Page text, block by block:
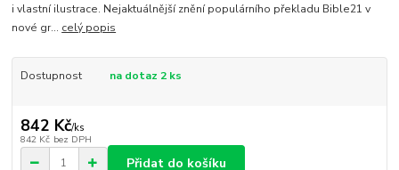
i vlastní ilustrace. Nejaktuálnější znění populárního překladu Bible21 v
nové gr... celý popis
Dostupnost na dotaz 2 ks
842 Kč/ks
842 Kč bez DPH
Přidat do košíku